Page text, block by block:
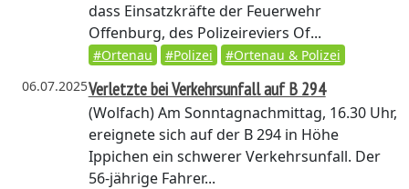
dass Einsatzkräfte der Feuerwehr
Offenburg, des Polizeireviers Of...
#Ortenau #Polizei
#Ortenau & Polizei
06.07.2025Verletzte bei Verkehrsunfall auf B 294
(Wolfach)Am Sonntagnachmittag, 16.30 Uhr,
ereignete sich auf der B 294 in Höhe
Ippichen ein schwerer Verkehrsunfall. Der
56-jährige Fahrer...